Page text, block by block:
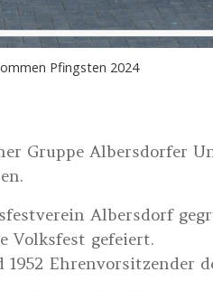
Pfingsten 2024
Gruppe Albersdorfer
Albersdorf
Volksfest gefeiert.
Ehrenvorsitzender